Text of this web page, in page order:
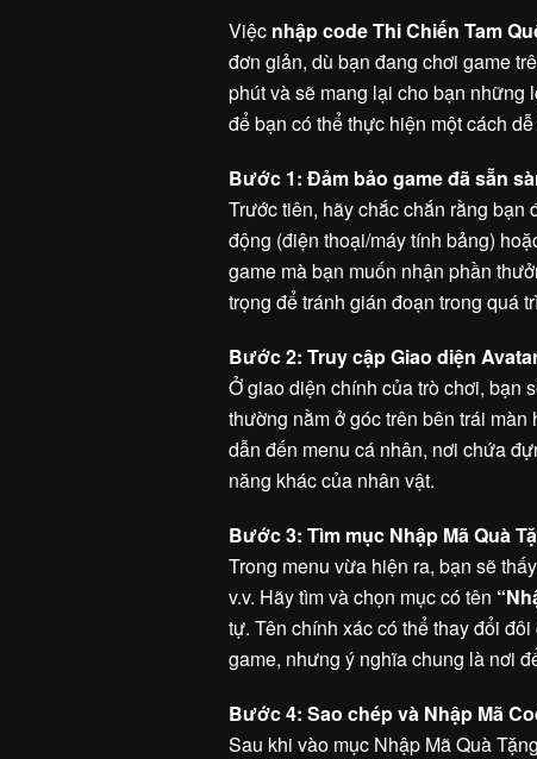
Việc nhập code Thi Chiến Tam
đơn giản, dù bạn đang chơi game
phút và sẽ mang lại cho bạn
để bạn có thể thực hiện một cách
Bước 1: Đảm bảo game đã sẵn
Trước tiên, hãy chắc chắn rằng bạn
động (điện thoại/máy tính bảng)
game mà bạn muốn nhận phần
trọng để tránh gián đoạn trong quá
Bước 2: Truy cập Giao diện
Ở giao diện chính của trò chơi, bạn
thường nằm ở góc trên bên trái
dẫn đến menu cá nhân, nơi chứa
năng khác của nhân vật.
Bước 3: Tìm mục Nhập Mã Quà
Trong menu vừa hiện ra, bạn sẽ
v.v. Hãy tìm và chọn mục có tên
tự. Tên chính xác có thể thay đổi
game, nhưng ý nghĩa chung là nơi
Bước 4: Sao chép và Nhập Mã
Sau khi vào mục Nhập Mã Quà